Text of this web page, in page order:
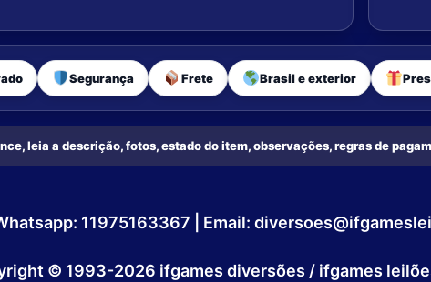
Segurança Frete Brasil e exterior
leia a descrição, fotos, estado do item, observações, regras de
11975163367 | Email:
© 1993-2026 ifgames diversões / ifgames